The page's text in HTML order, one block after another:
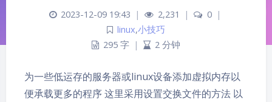
Sans Serif Serif
2023-12-09 19:43 | 2,231 | 0
|
linux,小技巧
295 字 | 2 分钟
为一些低运存的服务器或linux设备添加虚拟内存以
便承载更多的程序 这里采用设置交换文件的方法 以